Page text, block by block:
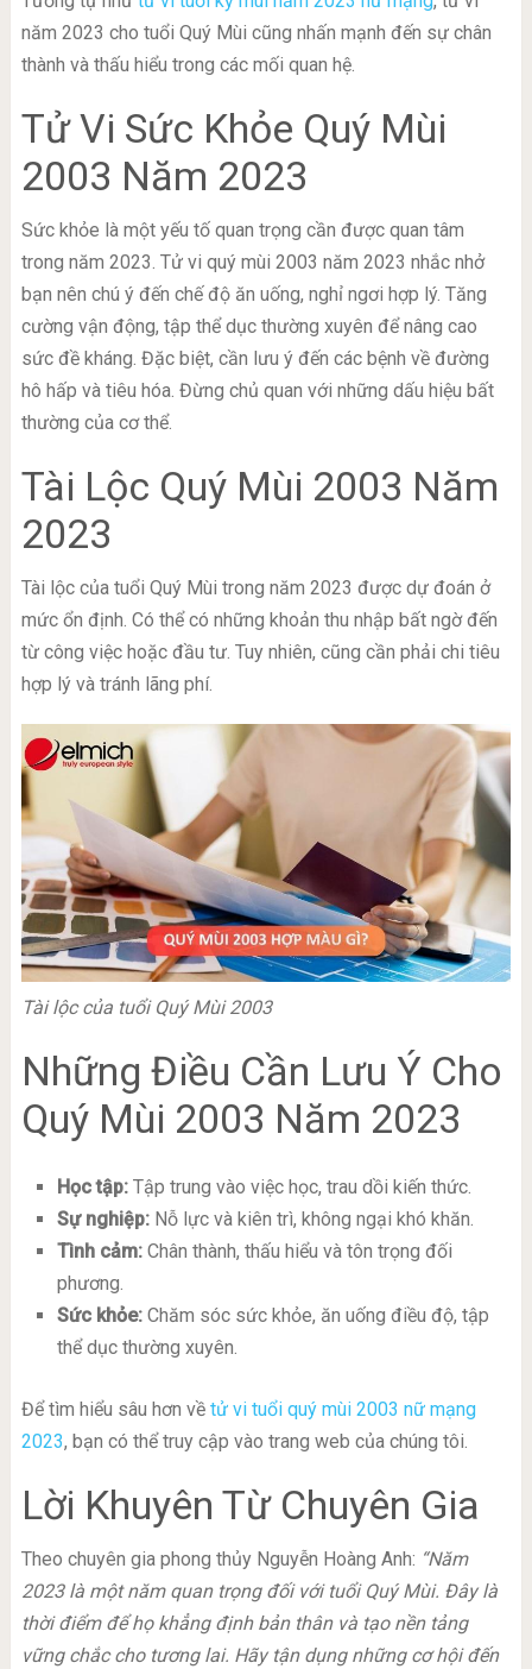
năm 2023 cho tuổi Quý Mùi cũng nhấn mạnh đến sự chân
thành và thấu hiểu trong các mối quan hệ.
Tử Vi Sức Khỏe Quý Mùi
2003 Năm 2023
Sức khỏe là một yếu tố quan trọng cần được quan tâm
trong năm 2023. Tử vi quý mùi 2003 năm 2023 nhắc nhở
bạn nên chú ý đến chế độ ăn uống, nghỉ ngơi hợp lý. Tăng
cường vận động, tập thể dục thường xuyên để nâng cao
sức đề kháng. Đặc biệt, cần lưu ý đến các bệnh về đường
hô hấp và tiêu hóa. Đừng chủ quan với những dấu hiệu bất
thường của cơ thể.
Tài Lộc Quý Mùi 2003 Năm
2023
Tài lộc của tuổi Quý Mùi trong năm 2023 được dự đoán ở
mức ổn định. Có thể có những khoản thu nhập bất ngờ đến
từ công việc hoặc đầu tư. Tuy nhiên, cũng cần phải chi tiêu
hợp lý và tránh lãng phí.
Tài lộc của tuổi Quý Mùi 2003
Những Điều Cần Lưu Ý Cho
Quý Mùi 2003 Năm 2023
Học tập:Tập trung vào việc học, trau dồi kiến thức.
Sự nghiệp:Nỗ lực và kiên trì, không ngại khó khăn.
Tình cảm:Chân thành, thấu hiểu và tôn trọng đối
phương.
Sức khỏe:Chăm sóc sức khỏe, ăn uống điều độ, tập
thể dục thường xuyên.
Để tìm hiểu sâu hơn về tử vi tuổi quý mùi 2003 nữ mạng
2023, bạn có thể truy cập vào trang web của chúng tôi.
Lời Khuyên Từ Chuyên Gia
Theo chuyên gia phong thủy Nguyễn Hoàng Anh: “Năm
2023 là một năm quan trọng đối với tuổi Quý Mùi. Đây là
thời điểm để họ khẳng định bản thân và tạo nền tảng
vững chắc cho tương lai. Hãy tận dụng những cơ hội đến